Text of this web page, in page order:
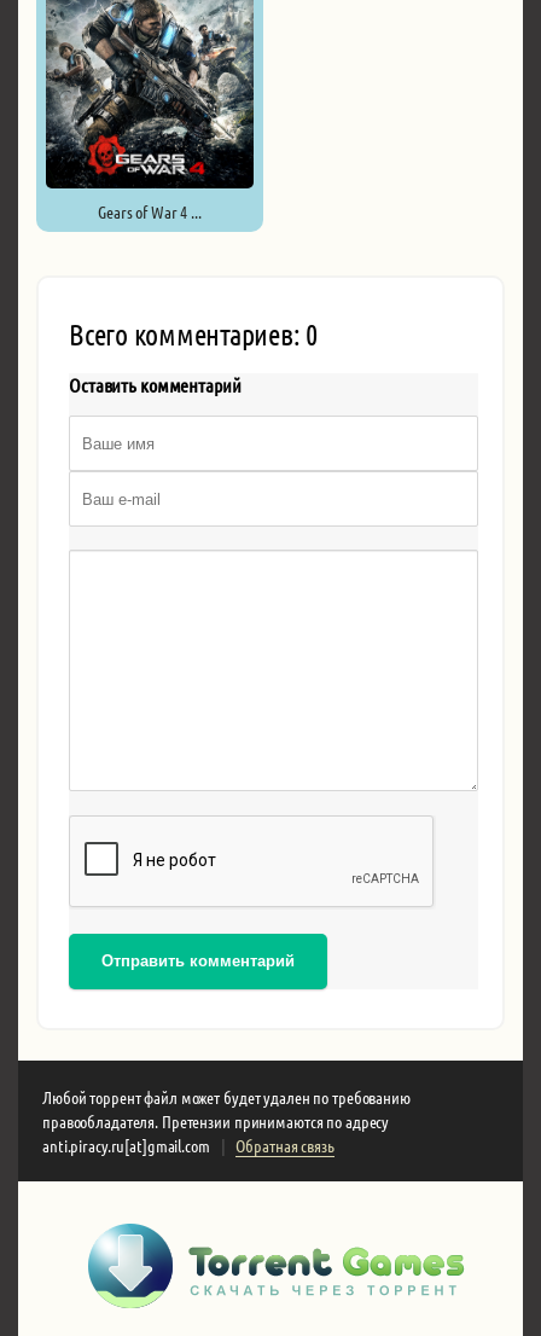
Gears of War 4 ...
Всего комментариев: 0
Оставить комментарий
Отправить комментарий
Любой торрент файл может будет удален по требованию
правообладателя. Претензии принимаются по адресу
anti.piracy.ru[at]gmail.com
| Обратная связь